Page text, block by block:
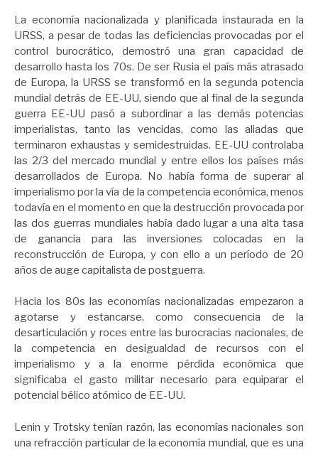
La economía nacionalizada y planificada instaurada en la
URSS, a pesar de todas las deficiencias provocadas por el
control burocrático, demostró una gran capacidad de
desarrollo hasta los 70s. De ser Rusia el país más atrasado
de Europa, la URSS se transformó en la segunda potencia
mundial detrás de EE-UU, siendo que al final de la segunda
guerra EE-UU pasó a subordinar a las demás potencias
imperialistas, tanto las vencidas, como las aliadas que
terminaron exhaustas y semidestruidas. EE-UU controlaba
las 2/3 del mercado mundial y entre ellos los países más
desarrollados de Europa. No había forma de superar al
imperialismo por la vía de la competencia económica, menos
todavía en el momento en que la destrucción provocada por
las dos guerras mundiales había dado lugar a una alta tasa
de ganancia para las inversiones colocadas en la
reconstrucción de Europa, y con ello a un período de 20
años de auge capitalista de postguerra.
Hacia los 80s las economías nacionalizadas empezaron a
agotarse y estancarse, como consecuencia de la
desarticulación y roces entre las burocracias nacionales, de
la competencia en desigualdad de recursos con el
imperialismo y a la enorme pérdida económica que
significaba el gasto militar necesario para equiparar el
potencial bélico atómico de EE-UU.
Lenin y Trotsky tenían razón, las economías nacionales son
una refracción particular de la economía mundial, que es una